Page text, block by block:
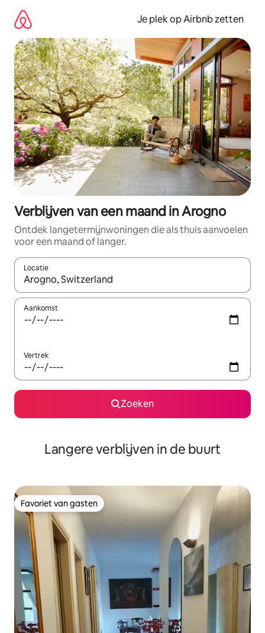
direct
naar
inhoud
Je plek op Airbnb zetten
Verblijven van een maand in Arogno
Ontdek langetermijnwoningen die als thuis aanvoelen
voor een maand of langer.
Locatie
Wanneer er resultaten beschikbaar zijn, maak je een keuze
Aankomst
Vertrek
Zoeken
Langere verblijven in de buurt
Favoriet van gasten
Favoriet van gasten